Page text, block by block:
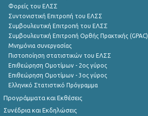
Φορείς του ΕΛΣΣ
Συντονιστική Επιτροπή του ΕΛΣΣ
Συμβουλευτική Επιτροπή του ΕΛΣΣ
Συμβουλευτική Επιτροπή Ορθής Πρακτικής (GPAC)
Μνημόνια συνεργασίας
Πιστοποίηση στατιστικών του ΕΛΣΣ
Επιθεώρηση Ομοτίμων - 2ος γύρος
Επιθεώρηση Ομοτίμων - 3ος γύρος
Ελληνικό Στατιστικό Πρόγραμμα
Προγράμματα και Εκθέσεις
Συνέδρια και Εκδηλώσεις